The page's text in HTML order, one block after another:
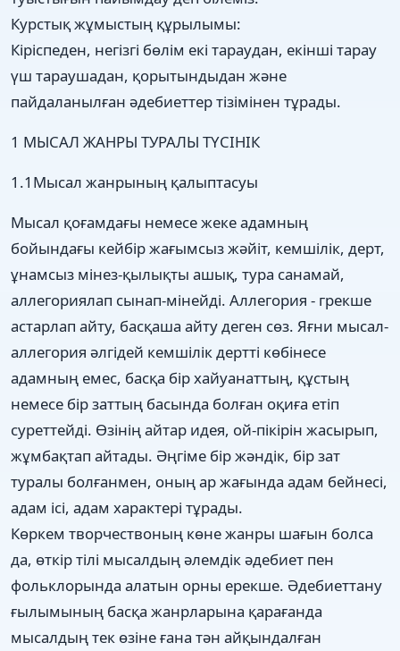
Курстық жұмыстың құрылымы:
Кіріспеден, негізгі бөлім екі тараудан, екінші тарау
үш тараушадан, қорытындыдан және
пайдаланылған әдебиеттер тізімінен тұрады.
1 МЫСАЛ ЖАНРЫ ТУРАЛЫ ТҮСІНІК
1.1Мысал жанрының қалыптасуы
Мысал қоғамдағы немесе жеке адамның
бойындағы кейбір жағымсыз жәйіт, кемшілік, дерт,
ұнамсыз мінез-қылықты ашық, тура санамай,
аллегориялап сынап-мінейді. Аллегория - грекше
астарлап айту, басқаша айту деген сөз. Яғни мысал-
аллегория әлгідей кемшілік дертті көбінесе
адамның емес, басқа бір хайуанаттың, құстың
немесе бір заттың басында болған оқиға етіп
суреттейді. Өзінің айтар идея, ой-пікірін жасырып,
жұмбақтап айтады. Әңгіме бір жәндік, бір зат
туралы болғанмен, оның ар жағында адам бейнесі,
адам ісі, адам характері тұрады.
Көркем творчествоның көне жанры шағын болса
да, өткір тілі мысалдың әлемдік әдебиет пен
фольклорында алатын орны ерекше. Әдебиеттану
ғылымының басқа жанрларына қарағанда
мысалдың тек өзіне ғана тән айқындалған